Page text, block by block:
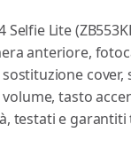
Selfie Lite
anteriore,
tasto
testati e